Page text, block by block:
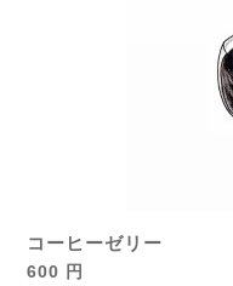
コーヒーゼリー
600 円